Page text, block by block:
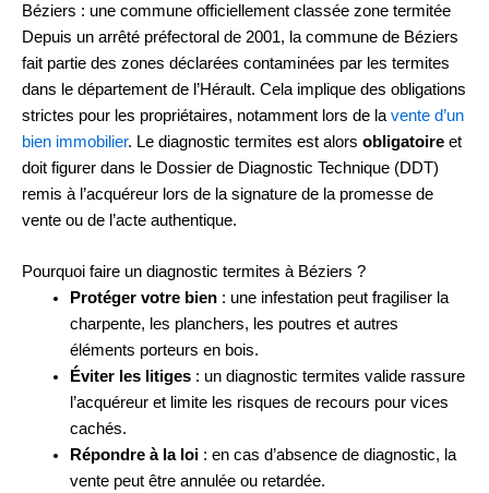
Béziers : une commune officiellement classée zone termitée
Depuis un arrêté préfectoral de 2001, la commune de Béziers
fait partie des zones déclarées contaminées par les termites
dans le département de l’Hérault. Cela implique des obligations
strictes pour les propriétaires, notamment lors de la vente d’un
bien immobilier. Le diagnostic termites est alors obligatoire et
doit figurer dans le Dossier de Diagnostic Technique (DDT)
remis à l’acquéreur lors de la signature de la promesse de
vente ou de l’acte authentique.
Pourquoi faire un diagnostic termites à Béziers ?
Protéger votre bien: une infestation peut fragiliser la
charpente, les planchers, les poutres et autres
éléments porteurs en bois.
Éviter les litiges: un diagnostic termites valide rassure
l’acquéreur et limite les risques de recours pour vices
cachés.
Répondre à la loi: en cas d’absence de diagnostic, la
vente peut être annulée ou retardée.